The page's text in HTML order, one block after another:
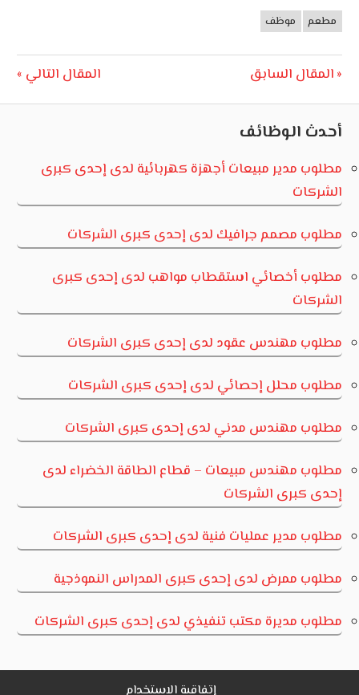
وظائف
مطعم موظف
تصفّح
المقالات
Previous
المقال السابق
Next
المقال التالي
أحدث الوظائف
مطلوب مدير مبيعات أجهزة كهربائية لدى إحدى كبرى
الشركات
مطلوب مصمم جرافيك لدى إحدى كبرى الشركات
مطلوب أخصائي استقطاب مواهب لدى إحدى كبرى
الشركات
مطلوب مهندس عقود لدى إحدى كبرى الشركات
مطلوب محلل إحصائي لدى إحدى كبرى الشركات
مطلوب مهندس مدني لدى إحدى كبرى الشركات
مطلوب مهندس مبيعات – قطاع الطاقة الخضراء لدى
إحدى كبرى الشركات
مطلوب مدير عمليات فنية لدى إحدى كبرى الشركات
مطلوب ممرض لدى إحدى كبرى المدراس النموذجية
مطلوب مديرة مكتب تنفيذي لدى إحدى كبرى الشركات
إتفاقية الاستخدام